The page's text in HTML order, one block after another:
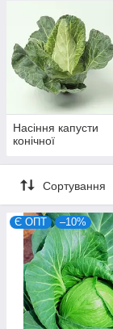
Насіння капусти
конічної
Сортування
Є ОПТ –10%